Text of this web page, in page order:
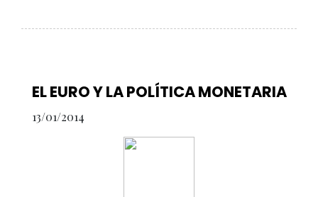
EL EURO Y LA POLÍTICA MONETARIA
13/01/2014